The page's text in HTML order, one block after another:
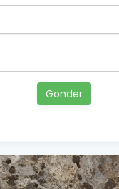
Gönder